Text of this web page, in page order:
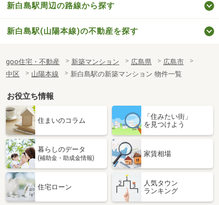
新白島駅周辺の路線から探す
新白島駅(山陽本線)の不動産を探す
goo住宅・不動産 新築マンション 広島県
広島市
中区
山陽本線 新白島駅の新築マンション 物件一覧
お役立ち情報
住まいのコラム
「住みたい街」
を見つけよう
暮らしのデータ
(補助金・助成金情報)
家賃相場
住宅ローン
人気タウン
ランキング